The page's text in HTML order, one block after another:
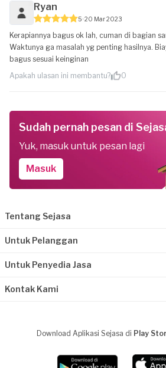
Ryan
5 20 Mar 2023
Kerapiannya bagus ok lah, cuman di bagian
Waktunya ga masalah yg penting hasilnya.
bagus sesuai keinginan
Apakah ulasan ini membantu?
0
Sudah pernah pesan di
Yuk, masuk untuk pesan lagi
Masuk
Tentang Sejasa
Untuk Pelanggan
Untuk Penyedia Jasa
Kontak Kami
Download Aplikasi Sejasa di Play